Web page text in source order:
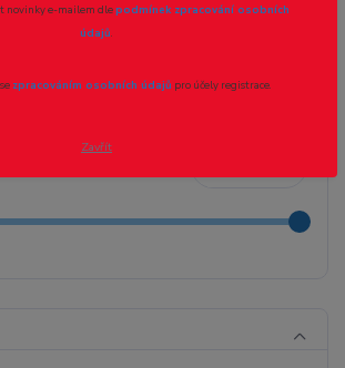
novinky e-mailem dlepodmínek zpracování osobních
údajů.
zpracováním osobních údajů pro účely registrace.
Zavřít